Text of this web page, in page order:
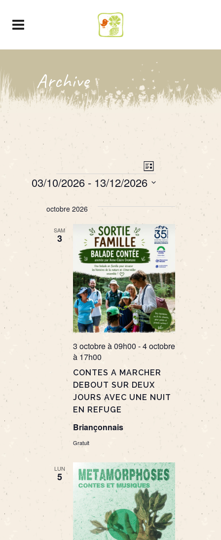
Archive
NAVIGATION
PAR
Navigation
de
vues
Évènement
Liste
Évènements
03/10/2026 - 13/12/2026
Sélectionnez
date.
octobre 2026
SAM
3
CONTES A MARCHER
DEBOUT SUR DEUX
JOURS AVEC UNE NUIT
EN REFUGE
3 octobre à 09h00 -4 octobre
à 17h00
Briançonnais
Gratuit
LUN
5